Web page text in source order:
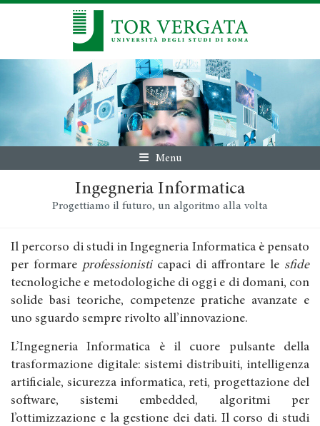
Menu
Ingegneria Informatica
Progettiamo il futuro, un algoritmo alla volta
Il percorso di studi in Ingegneria Informatica è pensato
per formare professionisticapaci di affrontare le sfide
tecnologiche e metodologiche di oggi e di domani, con
solide basi teoriche, competenze pratiche avanzate e
uno sguardo sempre rivolto all’innovazione.
L’Ingegneria Informatica è il cuore pulsante della
trasformazione digitale: sistemi distribuiti, intelligenza
artificiale, sicurezza informatica, reti, progettazione del
software, sistemi embedded, algoritmi per
l’ottimizzazione e la gestione dei dati. Il corso di studi